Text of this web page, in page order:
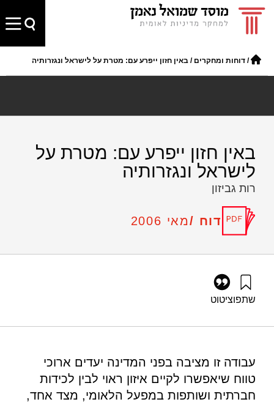
/ דוחות ומחקרים / באין חזון ייפרע עם: מטרת על לישראל ונגזרותיה
באין חזון ייפרע עם: מטרת על
לישראל ונגזרותיה
רות גביזון
דוח /מאי 2006
שתפוציטוט
עבודה זו מציבה בפני המדינה יעדים ארוכי
טווח שיאפשרו לקיים איזון ראוי לבין לכידות
חברתית ושותפות במפעל הלאומי, מצד אחד,